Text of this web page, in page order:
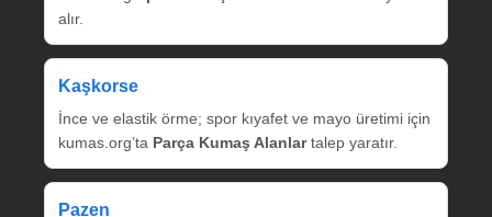
alır.
Kaşkorse
İnce ve elastik örme; spor kıyafet ve mayo üretimi için
kumas.org’ta Parça Kumaş Alanlartalep yaratır.
Pazen